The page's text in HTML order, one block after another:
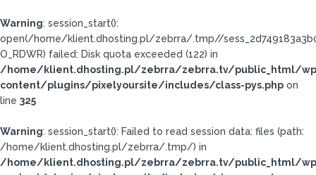
Warning: session_start():
open(/home/klient.dhosting.pl/zebrra/.tmp//
O_RDWR) failed: Disk quota exceeded (122) in
/home/klient.dhosting.pl/zebrra/zebrra.tv/public_html/
content/plugins/pixelyoursite/includes/class-pys.php on
line 325
Warning: session_start(): Failed to read session data: files (path:
/home/klient.dhosting.pl/zebrra/.tmp/) in
/home/klient.dhosting.pl/zebrra/zebrra.tv/public_html/